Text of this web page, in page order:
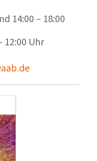
14:00 – 18:00
12:00 Uhr